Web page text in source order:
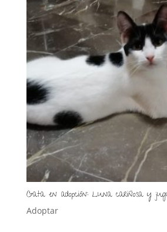
Gata en adopción: Luna cariñosa y
Adoptar